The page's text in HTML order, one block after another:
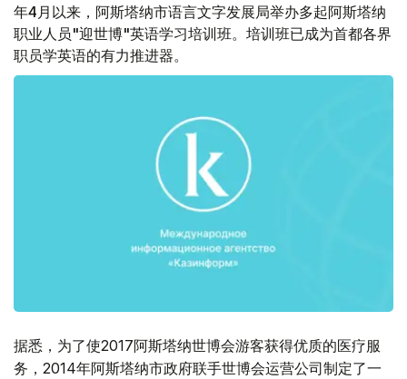
年4月以来，阿斯塔纳市语言文字发展局举办多起阿斯塔纳
职业人员"迎世博"英语学习培训班。培训班已成为首都各界
职员学英语的有力推进器。
据悉，为了使2017阿斯塔纳世博会游客获得优质的医疗服
务，2014年阿斯塔纳市政府联手世博会运营公司制定了一